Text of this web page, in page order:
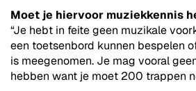
Moet je hiervoor muziekkennis
“Je hebt in feite geen muzikale
een toetsenbord kunnen bespelen
is meegenomen. Je mag vooral
hebben want je moet 200 trappen